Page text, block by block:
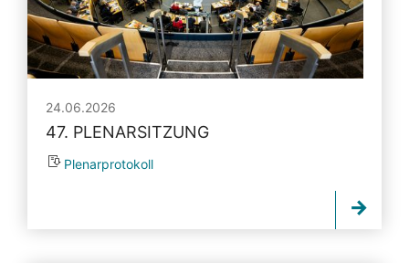
24.06.2026
47. PLENARSITZUNG
Plenarprotokoll